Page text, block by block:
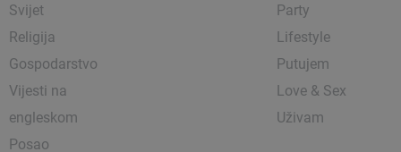
Svijet
Religija
Gospodarstvo
Vijesti na
engleskom
Posao
Party
Lifestyle
Putujem
Love & Sex
Uživam